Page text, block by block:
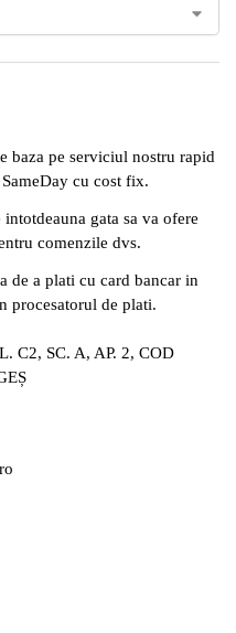
baza pe serviciul nostru rapid
cu cost fix.
intotdeauna gata sa va ofere
comenzile dvs.
de a plati cu card bancar in
procesatorul de plati.
C2, SC. A, AP. 2, COD